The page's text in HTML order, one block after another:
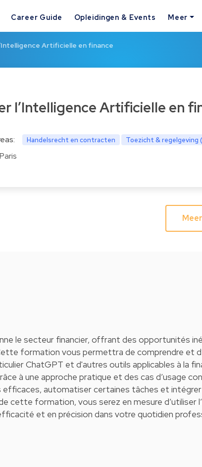
Career Guide Opleidingen & Events Meer
Artificielle en finance
l’Intelligence Artificielle en
Handelsrecht en contracten Toezicht & regelgeving
Paris
le secteur financier, offrant des opportunités
formation vous permettra de comprendre et
ChatGPT et d'autres outils applicables à la
à une approche pratique et des cas d’usage
automatiser certaines tâches et
cette formation, vous serez en mesure d’utiliser
et en précision dans votre quotidien